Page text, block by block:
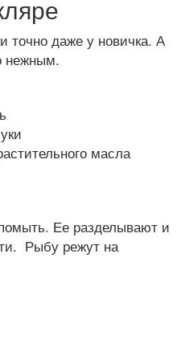
точно даже у новичка. А
нежным.
масла
Ее разделывают и
Рыбу режут на